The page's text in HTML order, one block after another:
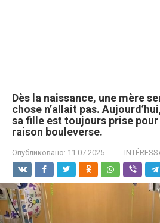
Dès la naissance, une mère
chose n’allait pas.
sa fille est toujours prise
raison bouleverse.
Опубликовано: 11.07.2025